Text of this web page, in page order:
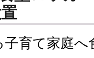
育て家庭